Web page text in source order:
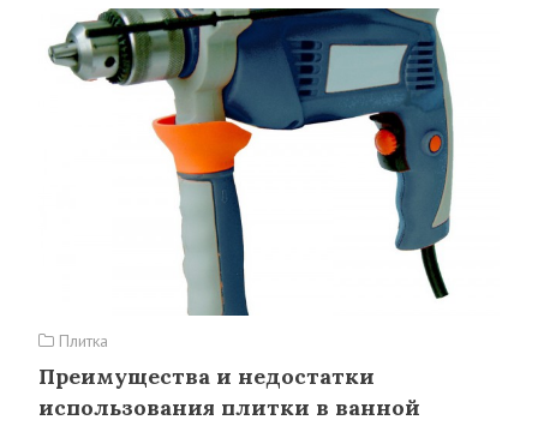
Плитка
Преимущества и недостатки
использования плитки в ванной